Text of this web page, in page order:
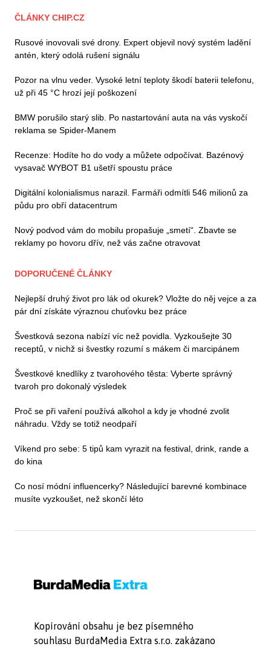
ČLÁNKY CHIP.CZ
Rusové inovovali své drony. Expert objevil nový systém ladění
antén, který odolá rušení signálu
Pozor na vlnu veder. Vysoké letní teploty škodí baterii telefonu,
už při 45 °C hrozí její poškození
BMW porušilo starý slib. Po nastartování auta na vás vyskočí
reklama se Spider-Manem
Recenze: Hodíte ho do vody a můžete odpočívat. Bazénový
vysavač WYBOT B1 ušetří spoustu práce
Digitální kolonialismus narazil. Farmáři odmítli 546 milionů za
půdu pro obří datacentrum
Nový podvod vám do mobilu propašuje „smetí“. Zbavte se
reklamy po hovoru dřív, než vás začne otravovat
DOPORUČENÉ ČLÁNKY
Nejlepší druhý život pro lák od okurek? Vložte do něj vejce a za
pár dní získáte výraznou chuťovku bez práce
Švestková sezona nabízí víc než povidla. Vyzkoušejte 30
receptů, v nichž si švestky rozumí s mákem či marcipánem
Švestkové knedlíky z tvarohového těsta: Vyberte správný
tvaroh pro dokonalý výsledek
Proč se při vaření používá alkohol a kdy je vhodné zvolit
náhradu. Vždy se totiž neodpaří
Víkend pro sebe: 5 tipů kam vyrazit na festival, drink, rande a
do kina
Co nosí módní influencerky? Následující barevné kombinace
musíte vyzkoušet, než skončí léto
Kopírování obsahu je bez písemného
souhlasu BurdaMedia Extra s.r.o. zakázano